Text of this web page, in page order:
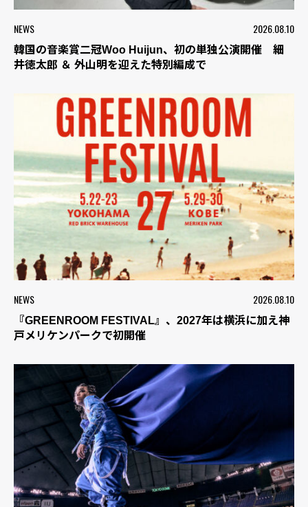
NEWS 2026.08.10
韓国の音楽賞二冠Woo Huijun、初の単独公演開催 細
井徳太郎 ＆ 外山明を迎えた特別編成で
NEWS 2026.08.10
『GREENROOM FESTIVAL』、2027年は横浜に加え神
戸メリケンパークで初開催